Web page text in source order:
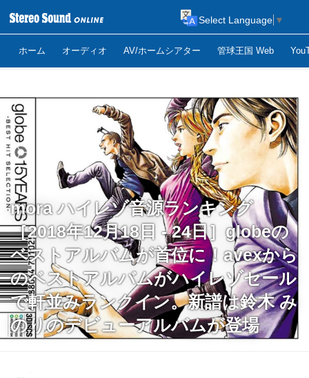
ホーム オーディオ AV/ホームシアター 管球王国 Web
Select Language ▼
mora ハイレゾ音源ランキング
［2018年12月18日 - 24日］globeの
ベストアルバムが首位に！avexから
のベストアルバムがハイレゾセール
で軒並みランクイン。新譜は鈴木 み
のりのデビューアルバムが登場